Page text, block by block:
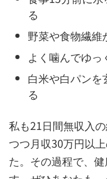
る
野菜や食物繊維
よく噛んでゆっ
白米や白パンを
る
私も21日間無収入
つつ月収30万円以
た。その過程で、